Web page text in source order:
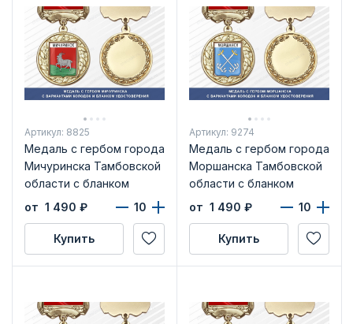
Артикул: 8825
Медаль с гербом города
Мичуринска Тамбовской
области с бланком
удостоверения
от 1 490 ₽
Купить
Артикул: 9274
Медаль с гербом города
Моршанска Тамбовской
области с бланком
удостоверения
от 1 490 ₽
Купить